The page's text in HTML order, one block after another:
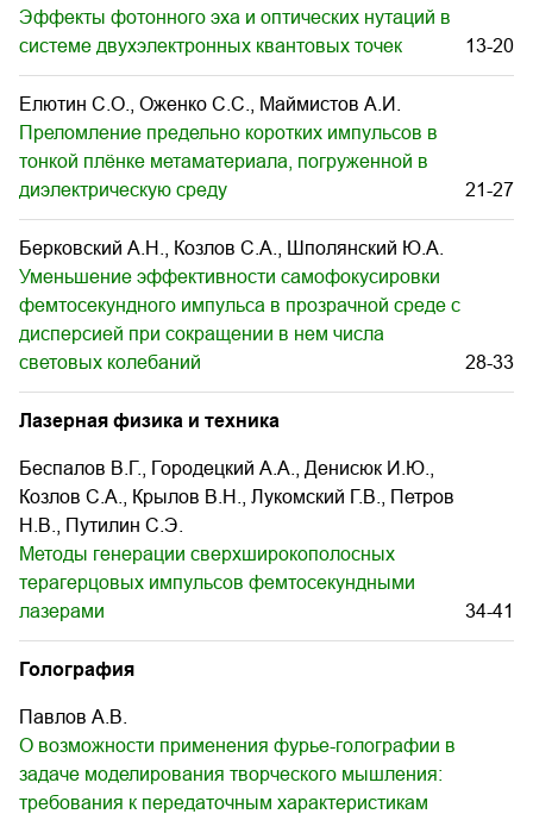
Эффекты фотонного эха и оптических нутаций в
системе двухэлектронных квантовых точек
13-20
Елютин С.О., Оженко С.С., Маймистов А.И.
Преломление предельно коротких импульсов в
тонкой плёнке метаматериала, погруженной в
диэлектрическую среду
21-27
Берковский А.Н., Козлов С.А., Шполянский Ю.А.
Уменьшение эффективности самофокусировки
фемтосекундного импульса в прозрачной среде с
дисперсией при сокращении в нем числа
световых колебаний
28-33
Лазерная физика и техника
Беспалов В.Г., Городецкий А.А., Денисюк И.Ю.,
Козлов С.А., Крылов В.Н., Лукомский Г.В., Петров
Н.В., Путилин С.Э.
Методы генерации сверхширокополосных
терагерцовых импульсов фемтосекундными
лазерами
34-41
Голография
Павлов А.В.
О возможности применения фурье-голографии в
задаче моделирования творческого мышления:
требования к передаточным характеристикам